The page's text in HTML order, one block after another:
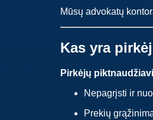
Mūsų advokatų
Kas yra
Pirkėjų
Nepagrįsti ir
Prekių